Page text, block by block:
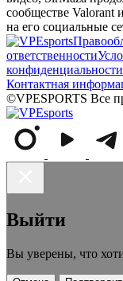
сообществе Valorant
на его социальные
ответственности
конфиденциальности
Контактная
©VPESPORTS Все
Выйти
Вы уверены, что